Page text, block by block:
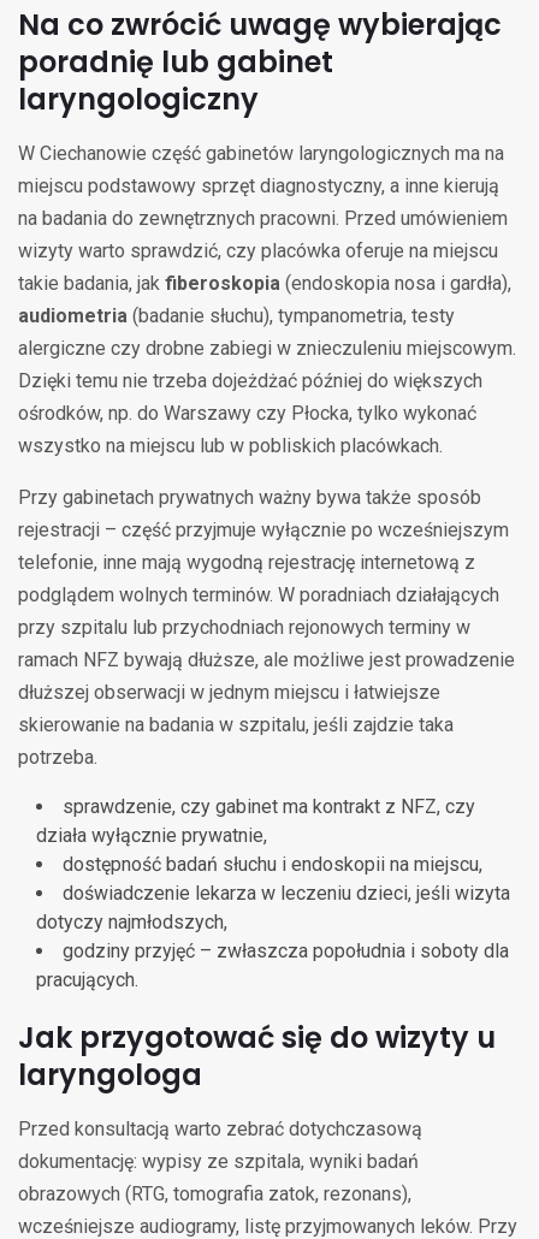
Na co zwrócić uwagę wybierając
poradnię lub gabinet
laryngologiczny
W Ciechanowie część gabinetów laryngologicznych ma na
miejscu podstawowy sprzęt diagnostyczny, a inne kierują
na badania do zewnętrznych pracowni. Przed umówieniem
wizyty warto sprawdzić, czy placówka oferuje na miejscu
takie badania, jak fiberoskopia (endoskopia nosa i gardła),
audiometria (badanie słuchu), tympanometria, testy
alergiczne czy drobne zabiegi w znieczuleniu miejscowym.
Dzięki temu nie trzeba dojeżdżać później do większych
ośrodków, np. do Warszawy czy Płocka, tylko wykonać
wszystko na miejscu lub w pobliskich placówkach.
Przy gabinetach prywatnych ważny bywa także sposób
rejestracji – część przyjmuje wyłącznie po wcześniejszym
telefonie, inne mają wygodną rejestrację internetową z
podglądem wolnych terminów. W poradniach działających
przy szpitalu lub przychodniach rejonowych terminy w
ramach NFZ bywają dłuższe, ale możliwe jest prowadzenie
dłuższej obserwacji w jednym miejscu i łatwiejsze
skierowanie na badania w szpitalu, jeśli zajdzie taka
potrzeba.
sprawdzenie, czy gabinet ma kontrakt z NFZ, czy
działa wyłącznie prywatnie,
dostępność badań słuchu i endoskopii na miejscu,
doświadczenie lekarza w leczeniu dzieci, jeśli wizyta
dotyczy najmłodszych,
godziny przyjęć – zwłaszcza popołudnia i soboty dla
pracujących.
Jak przygotować się do wizyty u
laryngologa
Przed konsultacją warto zebrać dotychczasową
dokumentację: wypisy ze szpitala, wyniki badań
obrazowych (RTG, tomografia zatok, rezonans),
wcześniejsze audiogramy, listę przyjmowanych leków. Przy